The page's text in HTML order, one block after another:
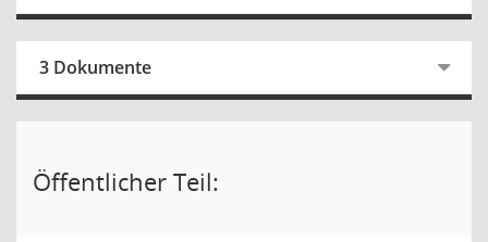
3 Dokumente
Öffentlicher Teil: